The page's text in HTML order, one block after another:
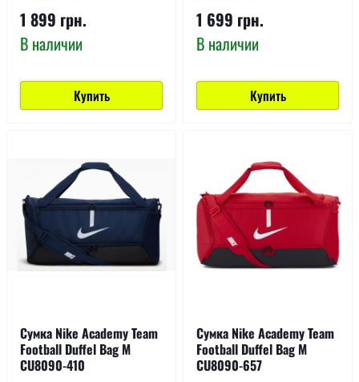
1 899 грн.
В наличии
Купить
1 699 грн.
В наличии
Купить
Сумка Nike Academy Team
Football Duffel Bag M
CU8090-410
Сумка Nike Academy Team
Football Duffel Bag M
CU8090-657